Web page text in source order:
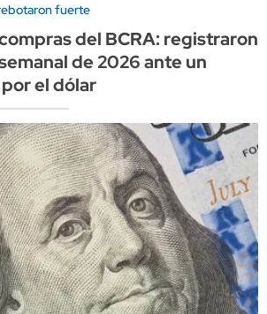
fuerte
del BCRA: registraron
de 2026 ante un
el dólar